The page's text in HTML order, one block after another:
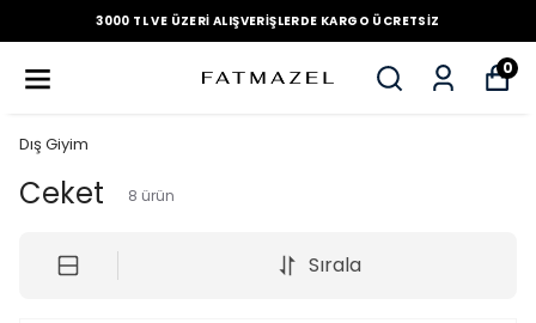
3000 TL VE ÜZERI ALIŞVERIŞLERDE KARGO ÜCRETSIZ
0
Dış Giyim
Ceket 8 ürün
Sırala